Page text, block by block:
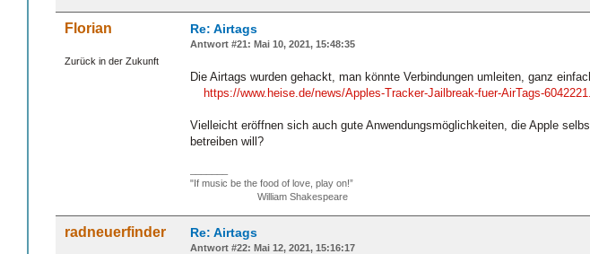
Florian
Zurück in der Zukunft
Re: Airtags
Antwort #21: Mai 10, 2021, 15:48:35
Die Airtags wurden gehackt, man könnte Verbindungen umleiten, ganz
https://www.heise.de/news/Apples-Tracker-Jailbreak-fuer-AirTags-
Vielleicht eröffnen sich auch gute Anwendungsmöglichkeiten, die Apple
betreiben will?
"If music be the food of love, play on!”
William Shakespeare
radneuerfinder Re: Airtags
Antwort #22: Mai 12, 2021, 15:16:17